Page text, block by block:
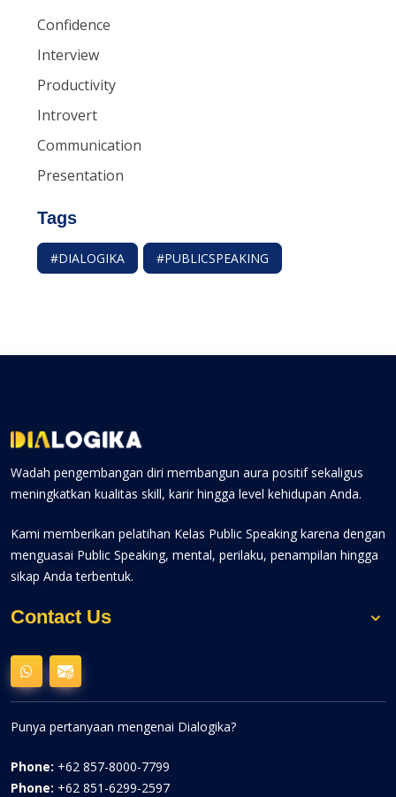
Confidence
Interview
Productivity
Introvert
Communication
Presentation
Tags
#DIALOGIKA #PUBLICSPEAKING
Wadah pengembangan diri membangun aura positif sekaligus
meningkatkan kualitas skill, karir hingga level kehidupan Anda.
Kami memberikan pelatihan Kelas Public Speaking karena dengan
menguasai Public Speaking, mental, perilaku, penampilan hingga
sikap Anda terbentuk.
Contact Us
Punya pertanyaan mengenai Dialogika?
Phone: +62 857-8000-7799
Phone: +62 851-6299-2597